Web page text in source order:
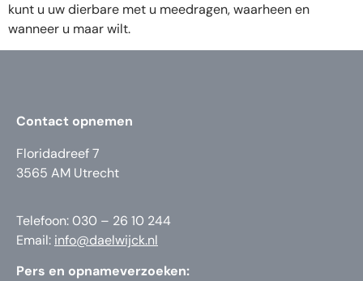
kunt u uw dierbare met u meedragen, waarheen en
wanneer u maar wilt.
Contact opnemen
Floridadreef 7
3565 AM Utrecht
Telefoon: 030 – 26 10 244
Email: info@daelwijck.nl
Pers en opnameverzoeken: